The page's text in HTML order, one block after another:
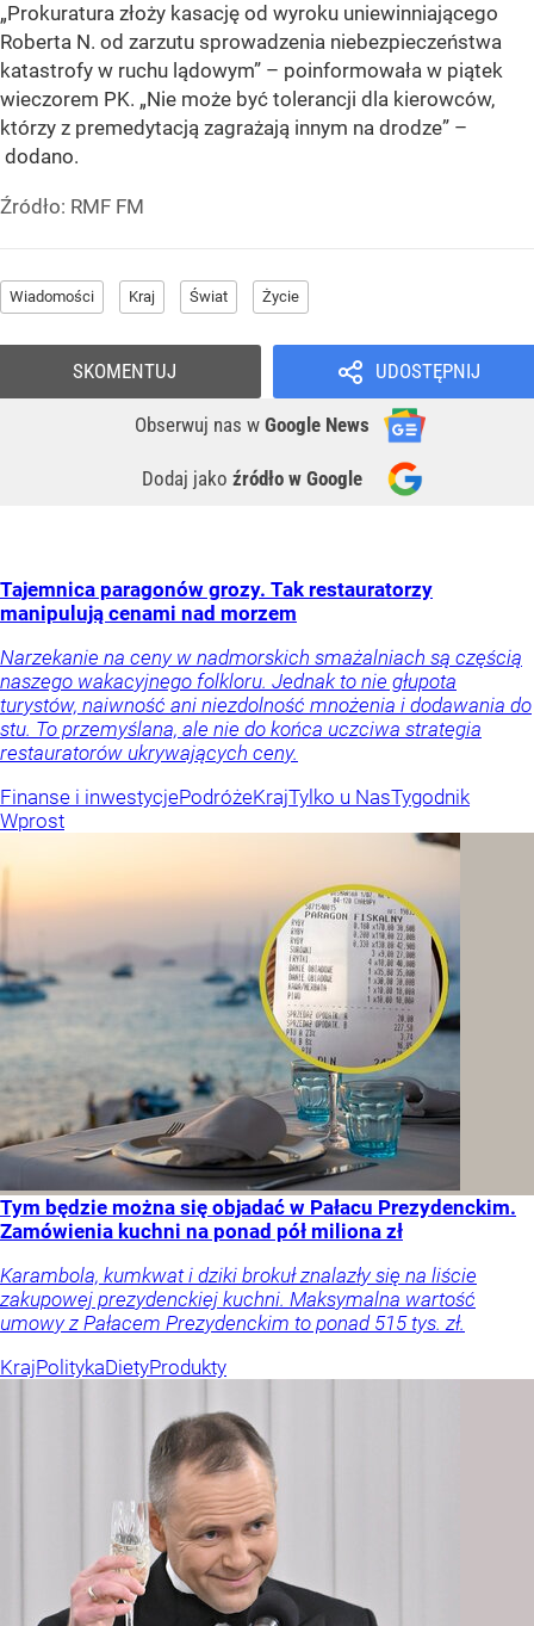
„Prokuratura złoży kasację od wyroku uniewinniającego
Roberta N. od zarzutu sprowadzenia niebezpieczeństwa
katastrofy w ruchu lądowym” – poinformowała w piątek
wieczorem PK. „Nie może być tolerancji dla kierowców,
którzy z premedytacją zagrażają innym na drodze” –
dodano.
Źródło: RMF FM
Wiadomości Kraj Świat Życie
UDOSTĘPNIJ
Obserwuj nas w Google News
Dodaj jako źródło w Google
SKOMENTUJ
Tajemnica paragonów grozy. Tak restauratorzy
manipulują cenami nad morzem
Narzekanie na ceny w nadmorskich smażalniach są częścią
naszego wakacyjnego folkloru. Jednak to nie głupota
turystów, naiwność ani niezdolność mnożenia i dodawania do
stu. To przemyślana, ale nie do końca uczciwa strategia
restauratorów ukrywających ceny.
Finanse i inwestycjePodróżeKrajTylko u NasTygodnik
Wprost
Tym będzie można się objadać w Pałacu Prezydenckim.
Zamówienia kuchni na ponad pół miliona zł
Karambola, kumkwat i dziki brokuł znalazły się na liście
zakupowej prezydenckiej kuchni. Maksymalna wartość
umowy z Pałacem Prezydenckim to ponad 515 tys. zł.
KrajPolitykaDietyProdukty